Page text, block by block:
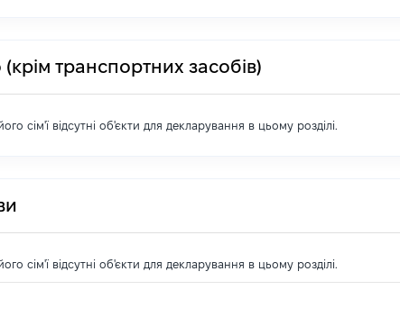
транспортних засобів)
сім'ї відсутні об'єкти для декларування в цьому розділі.
сім'ї відсутні об'єкти для декларування в цьому розділі.